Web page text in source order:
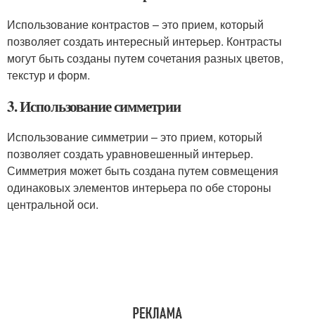
Использование контрастов – это прием, который
позволяет создать интересный интерьер. Контрасты
могут быть созданы путем сочетания разных цветов,
текстур и форм.
3. Использование симметрии
Использование симметрии – это прием, который
позволяет создать уравновешенный интерьер.
Симметрия может быть создана путем совмещения
одинаковых элементов интерьера по обе стороны
центральной оси.